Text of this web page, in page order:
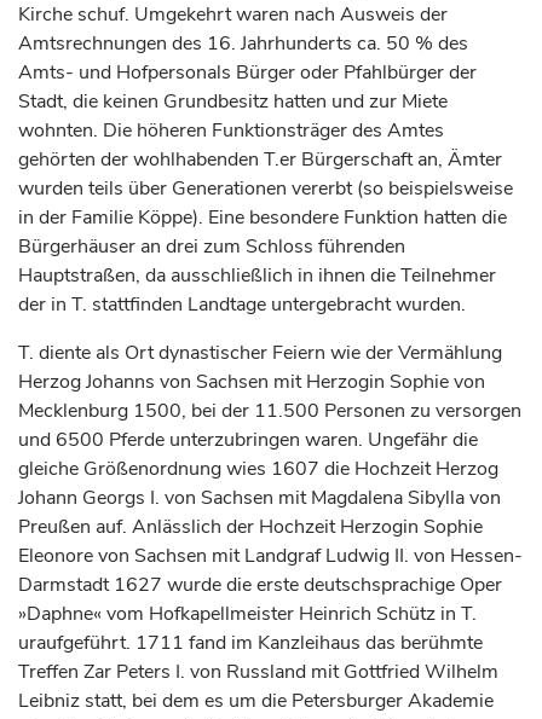
Kirche schuf. Umgekehrt waren nach Ausweis der
Amtsrechnungen des 16. Jahrhunderts ca. 50 % des
Amts- und Hofpersonals Bürger oder Pfahlbürger der
Stadt, die keinen Grundbesitz hatten und zur Miete
wohnten. Die höheren Funktionsträger des Amtes
gehörten der wohlhabenden T.er Bürgerschaft an, Ämter
wurden teils über Generationen vererbt (so beispielsweise
in der Familie Köppe). Eine besondere Funktion hatten die
Bürgerhäuser an drei zum Schloss führenden
Hauptstraßen, da ausschließlich in ihnen die Teilnehmer
der in T. stattfinden Landtage untergebracht wurden.
T. diente als Ort dynastischer Feiern wie der Vermählung
HerzogJohanns von Sachsen mitHerzogin Sophie von
Mecklenburg 1500, bei der 11.500 Personen zu versorgen
und 6500 Pferde unterzubringen waren. Ungefähr die
gleiche Größenordnung wies 1607 die HochzeitHerzog
Johann Georgs I. von Sachsen mit Magdalena Sibylla von
Preußen auf. Anlässlich der HochzeitHerzogin Sophie
Eleonore von Sachsen mitLandgrafLudwig II. von Hessen-
Darmstadt 1627 wurde die erste deutschsprachige Oper
»Daphne« vom Hofkapellmeister Heinrich Schütz in T.
uraufgeführt. 1711 fand im Kanzleihaus das berühmte
Treffen Zar Peters I. von Russland mit Gottfried Wilhelm
Leibniz statt, bei dem es um die Petersburger Akademie